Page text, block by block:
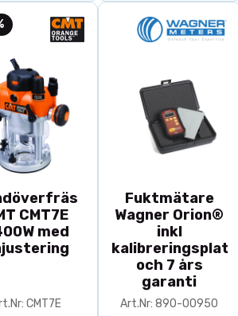
CMT7E
med
CMT7E
Fuktmätare
Wagner Orion®
inkl
kalibreringsplatta
och 7 års
garanti
Art.Nr: 890-00950